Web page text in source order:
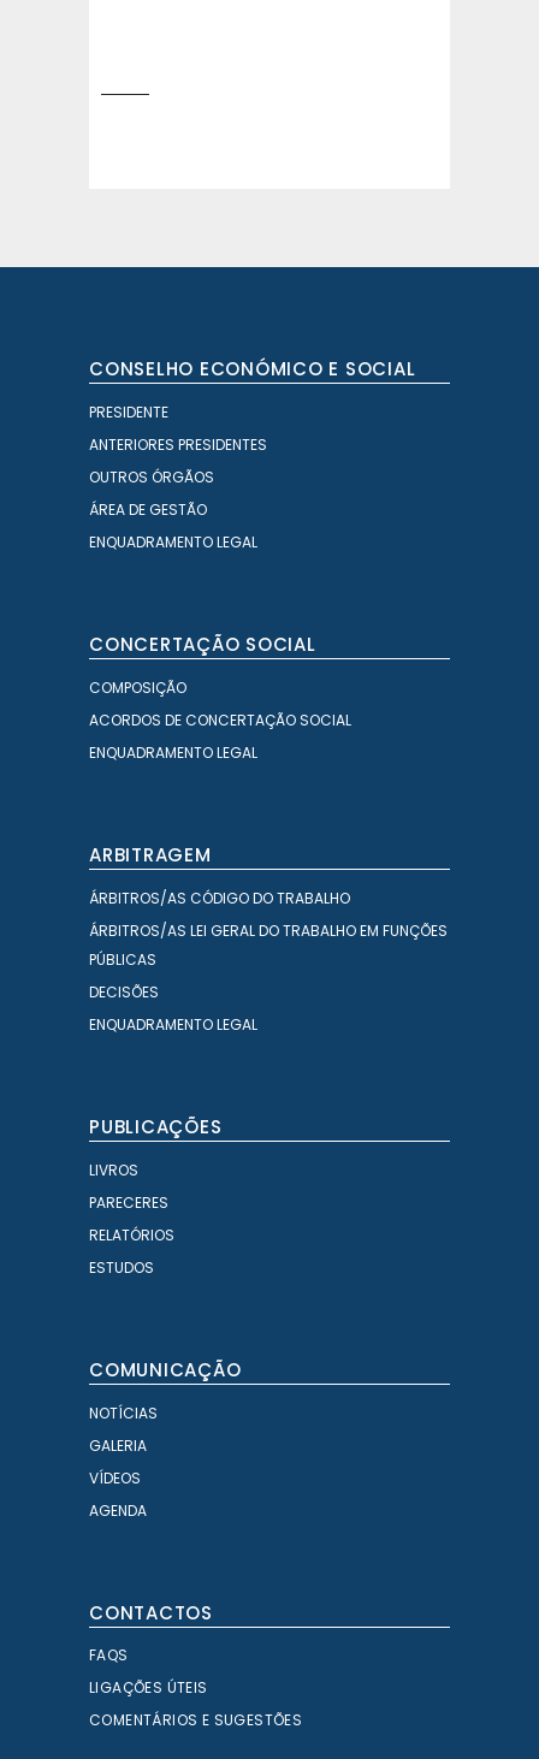
CONSELHO ECONÓMICO E SOCIAL
PRESIDENTE
ANTERIORES PRESIDENTES
OUTROS ÓRGÃOS
ÁREA DE GESTÃO
ENQUADRAMENTO LEGAL
CONCERTAÇÃO SOCIAL
COMPOSIÇÃO
ACORDOS DE CONCERTAÇÃO SOCIAL
ENQUADRAMENTO LEGAL
ARBITRAGEM
ÁRBITROS/AS CÓDIGO DO TRABALHO
ÁRBITROS/AS LEI GERAL DO TRABALHO EM FUNÇÕES
PÚBLICAS
DECISÕES
ENQUADRAMENTO LEGAL
PUBLICAÇÕES
LIVROS
PARECERES
RELATÓRIOS
ESTUDOS
COMUNICAÇÃO
NOTÍCIAS
GALERIA
VÍDEOS
AGENDA
CONTACTOS
FAQS
LIGAÇÕES ÚTEIS
COMENTÁRIOS E SUGESTÕES